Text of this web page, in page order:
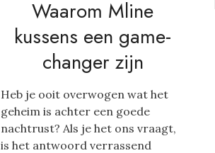
Waarom Mline
kussens een game-
changer zijn
Heb je ooit overwogen wat het
geheim is achter een goede
nachtrust? Als je het ons vraagt,
is het antwoord verrassend